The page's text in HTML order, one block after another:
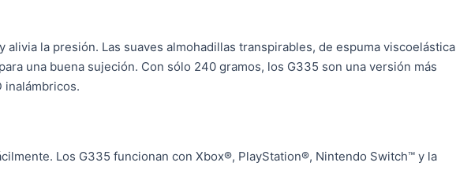
la presión. Las suaves almohadillas transpirables, de espuma viscoelástica
una buena sujeción. Con sólo 240 gramos, los G335 son una versión más
inalámbricos.
Los G335 funcionan con Xbox®, PlayStation®, Nintendo Switch™ y la